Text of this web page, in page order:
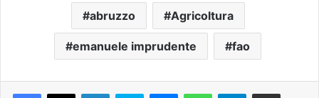
abruzzo Agricoltura
emanuele imprudente fao
Telegram